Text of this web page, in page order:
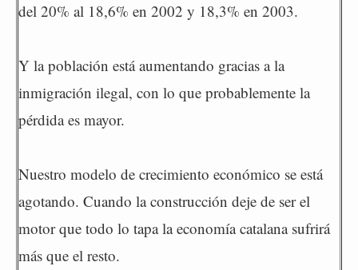
del 20% al 18,6% en 2002 y 18,3% en 2003.
Y la población está aumentando gracias a la
inmigración ilegal, con lo que probablemente la
pérdida es mayor.
Nuestro modelo de crecimiento económico se está
agotando. Cuando la construcción deje de ser el
motor que todo lo tapa la economía catalana sufrirá
más que el resto.